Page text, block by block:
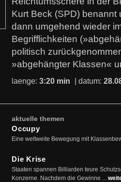
Kurt Beck (SPD)
dann umgehend wieder
Begrifflichkeiten
politisch
»abgehängter Klassen«
laenge: 3:20 min | datum:
aktuelle themen
Occupy
Eine weltweite Bewegung mit
Die Krise
Staaten spannen Billiarden teure
Konzerne. Nachdem die Gewinne ...